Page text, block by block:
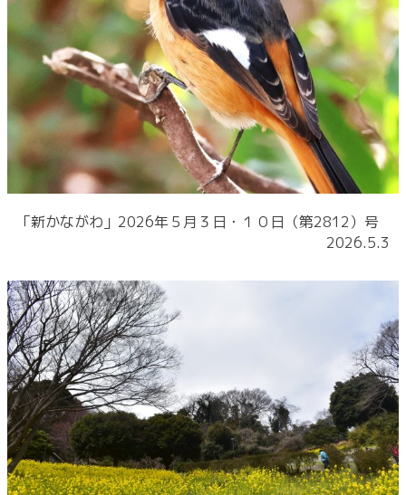
「新かながわ」2026年５月３日・１０日（第2812）号
2026.5.3